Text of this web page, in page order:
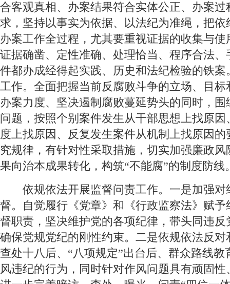
合客观真相、办案结果符合实体公正、办案
求，坚持以事实为依据、以法纪为准绳，把
办案工作全过程，尤其要重视证据的收集与
证据确凿、定性准确、处理恰当、程序合法
件都办成经得起实践、历史和法纪检验的铁
工作。全面把握当前反腐败斗争的立场、目
办案力度、坚决遏制腐败蔓延势头的同时，
问题，按照个别案件发生从干部思想上找原
度上找原因、反复发生案件从机制上找原因
究规律，有针对性采取措施，切实加强廉政
果向治本成果转化，构筑“不能腐”的制度防线
依规依法开展监督问责工作。一是加强对
督。自觉履行《党章》和《行政监察法》赋
督职责，坚决维护党的各项纪律，带头同违
确保党规党纪的刚性约束。二是依规依法反对
查处十八后、“八项规定”出台后、群众路线
风违纪的行为，同时针对作风问题具有顽固